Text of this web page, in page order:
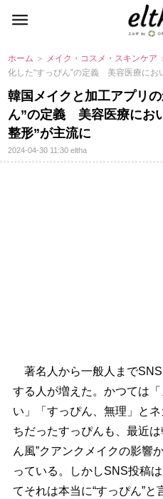
ホーム ＞ メイク・コスメ・スキンケア
化した“すっぴん”の定義 美容医療にお
韓国メイクと加工アプリ
ん”の定義 美容医療にお
整形”が主流に
2024-04-30 11:30eltha
著名人から一般人まで
する人が増えた。かつては
い」「すっぴん、無理」と
ちだったすっぴんも、最近
ん風”クアンクメイクの影響
っている。しかしSNS投稿
てそれは本当に“すっぴん”